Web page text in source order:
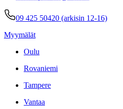
09 425 50420 (arkisin 12-16)
Myymälät
Oulu
Rovaniemi
Tampere
Vantaa